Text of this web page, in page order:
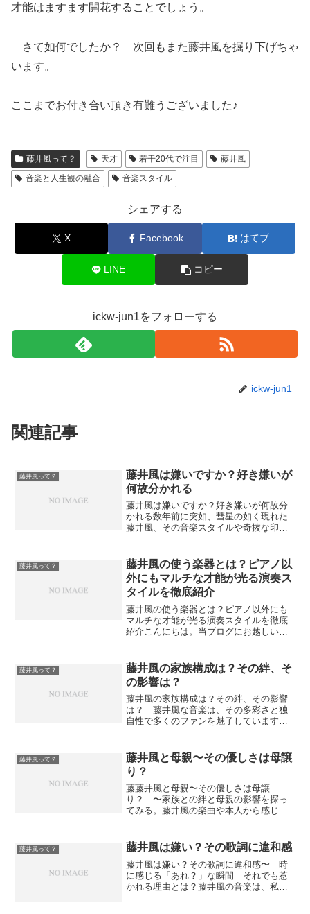
才能はますます開花することでしょう。
さて如何でしたか？ 次回もまた藤井風を掘り下げちゃ
います。
ここまでお付き合い頂き有難うございました♪
藤井風って？ 天才 若干20代で注目
藤井風
音楽と人生観の融合
音楽スタイル
シェアする
X Facebook はてブ
LINE コピー
ickw-jun1をフォローする
ickw-jun1
関連記事
藤井風って？
藤井風は嫌いですか？好き嫌いが
何故分かれる
藤井風は嫌いですか？好き嫌いが何故分
かれる数年前に突如、彗星の如く現れた
藤井風、その音楽スタイルや奇抜な印象
賛否の現在はどうなってるんでしょう
か。今日は、この部分をちょ...
藤井風って？
藤井風の使う楽器とは？ピアノ以
外にもマルチな才能が光る演奏ス
タイルを徹底紹介
藤井風の使う楽器とは？ピアノ以外にも
マルチな才能が光る演奏スタイルを徹底
紹介こんにちは。当ブログにお越しいた
じい かぜ）**が愛用する「楽器」に注目
してみたいと思いま...
藤井風って？
藤井風の家族構成は？その絆、そ
の影響は？
藤井風の家族構成は？その絆、その影響
は？ 藤井風な音楽は、その多彩さと独
自性で多くのファンを魅了しています。
す。そんな藤井風の音楽のルーツには、
家族の存在が大きく関わっ...
藤井風って？
藤井風と母親〜その優しさは母譲
り？
藤藤井風と母親〜その優しさは母譲
り？ 〜家族との絆と母親の影響を探っ
てみる。藤井風の楽曲や本人から感じる
点で書いてみたいと思います。数分で読
むことができますので、よろし...
藤井風って？ 藤井風は嫌い？その歌詞に違和感
藤井風は嫌い？その歌詞に違和感〜 時
に感じる「あれ？」な瞬間 それでも惹
かれる理由とは？藤井風の音楽は、私た